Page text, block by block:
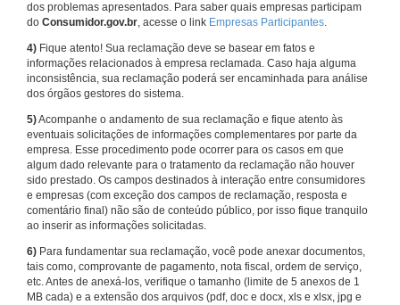
dos problemas apresentados. Para saber quais empresas participam
do Consumidor.gov.br, acesse o link Empresas Participantes.
4) Fique atento! Sua reclamação deve se basear em fatos e
informações relacionados à empresa reclamada. Caso haja alguma
inconsistência, sua reclamação poderá ser encaminhada para análise
dos órgãos gestores do sistema.
5)Acompanhe o andamento de sua reclamação e fique atento às
eventuais solicitações de informações complementares por parte da
empresa. Esse procedimento pode ocorrer para os casos em que
algum dado relevante para o tratamento da reclamação não houver
sido prestado. Os campos destinados à interação entre consumidores
e empresas (com exceção dos campos de reclamação, resposta e
comentário final) não são de conteúdo público, por isso fique tranquilo
ao inserir as informações solicitadas.
6) Para fundamentar sua reclamação, você pode anexar documentos,
tais como, comprovante de pagamento, nota fiscal, ordem de serviço,
etc. Antes de anexá-los, verifique o tamanho (limite de 5 anexos de 1
MB cada) e a extensão dos arquivos (pdf, doc e docx, xls e xlsx, jpg e